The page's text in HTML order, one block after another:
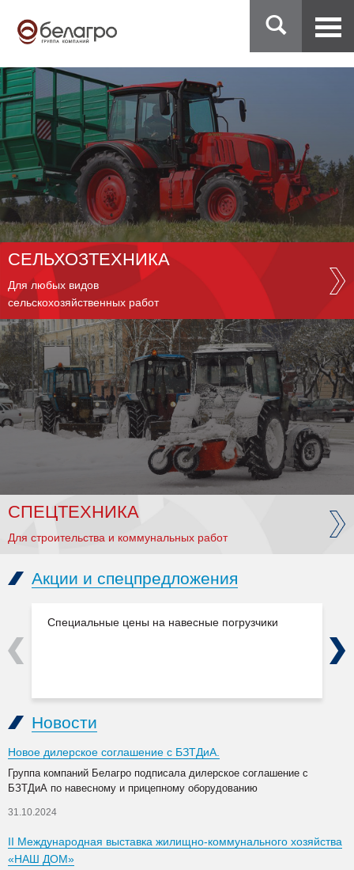
СЕЛЬХОЗТЕХНИКА
Для любых видов
сельскохозяйственных работ
СПЕЦТЕХНИКА
Для строительства и коммунальных работ
Акции и спецпредложения
Специальные цены на навесные погрузчики
Previous Next
Новости
Новое дилерское соглашение с БЗТДиА.
Группа компаний Белагро подписала дилерское соглашение с
БЗТДиА по навесному и прицепному оборудованию
31.10.2024
II Международная выставка жилищно-коммунального хозяйства
«НАШ ДОМ»